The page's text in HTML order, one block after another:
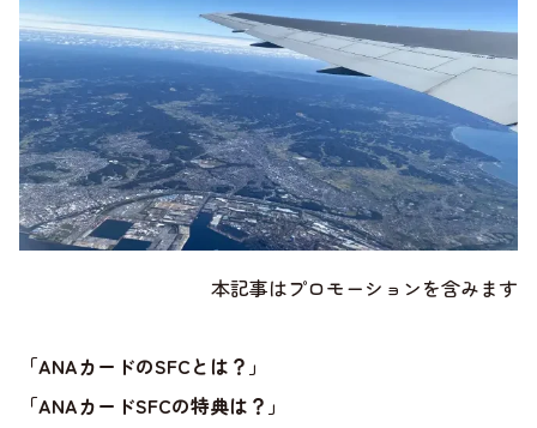
本記事はプロモーションを含みます
「ANAカードのSFCとは？」
「ANAカードSFCの特典は？」